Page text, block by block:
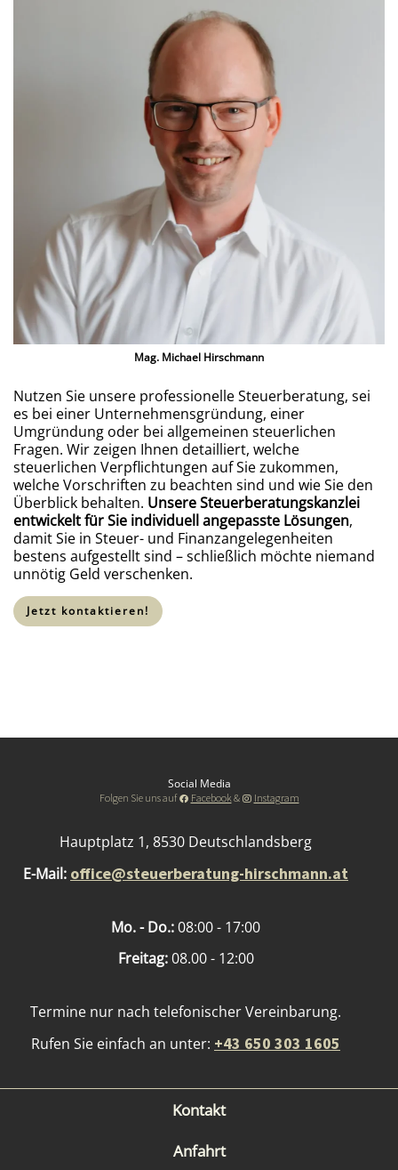
Mag. Michael Hirschmann
Nutzen Sie unsere professionelle Steuerberatung, sei
es bei einer Unternehmensgründung, einer
Umgründung oder bei allgemeinen steuerlichen
Fragen. Wir zeigen Ihnen detailliert, welche
steuerlichen Verpflichtungen auf Sie zukommen,
welche Vorschriften zu beachten sind und wie Sie den
Überblick behalten. Unsere Steuerberatungskanzlei
entwickelt für Sie individuell angepasste Lösungen,
damit Sie in Steuer- und Finanzangelegenheiten
bestens aufgestellt sind – schließlich möchte niemand
unnötig Geld verschenken.
Jetzt kontaktieren!
Social Media
Folgen Sie uns auf Facebook & Instagram
Hauptplatz 1, 8530 Deutschlandsberg
E-Mail: office@steuerberatung-hirschmann.at
Mo. - Do.:08:00 - 17:00
Freitag:08.00 - 12:00
Termine nur nach telefonischer Vereinbarung.
Rufen Sie einfach an unter: +43 650 303 1605
Kontakt
Anfahrt